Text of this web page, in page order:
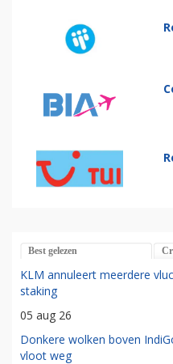
Best gelezen
KLM annuleert meerdere
staking
05 aug 26
Donkere wolken boven
vloot weg